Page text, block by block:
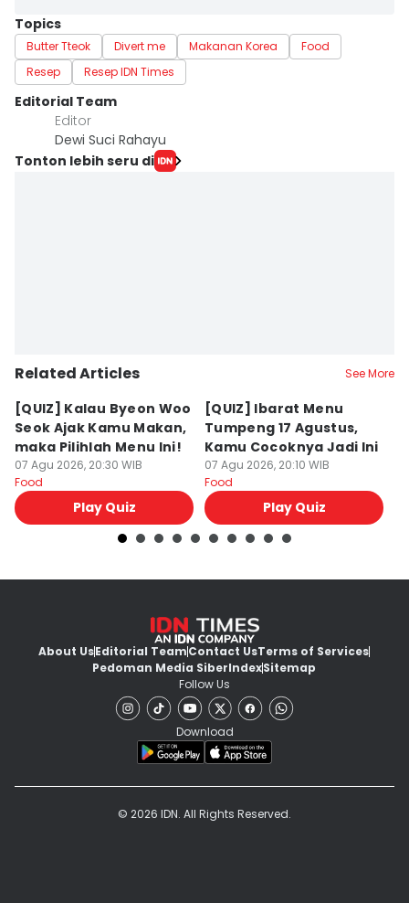
Topics
Butter Tteok Divert me Makanan Korea
Food
Resep
Resep IDN Times
Editorial Team
Editor
Dewi Suci Rahayu
Tonton lebih seru di
Related Articles See More
[QUIZ] Kalau Byeon Woo
Seok Ajak Kamu Makan,
maka Pilihlah Menu Ini!
07 Agu 2026, 20:30 WIB
Food
Play Quiz
[QUIZ] Ibarat Menu
Tumpeng 17 Agustus,
Kamu Cocoknya Jadi Ini
07 Agu 2026, 20:10 WIB
Food
Play Quiz
About UsEditorial TeamContact UsTerms of Services
Pedoman Media SiberIndexSitemap
Follow Us
Download
© 2026 IDN. All Rights Reserved.